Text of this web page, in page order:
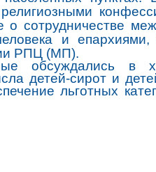
сотрудничестве
и
РПЦ (МП).
обсуждались в
детей-сирот и
льготных